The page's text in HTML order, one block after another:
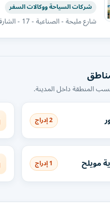
شركات السياحة ووكالات السفر
شارع مليحة - الصناعية - 17 - الشارقة
المنطقة داخل المدينة.
2 إدراج
مويلح 1 إدراج